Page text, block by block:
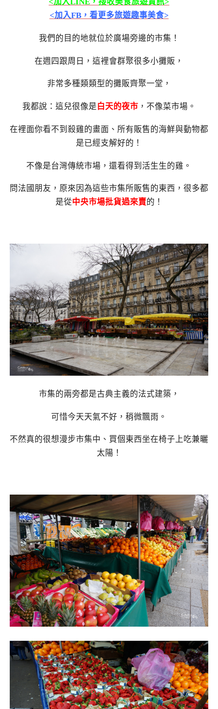
<加入FB，看更多旅遊趣事美食>
我們的目的地就位於廣場旁邊的市集！
在週四跟周日，這裡會群聚很多小攤販，
非常多種類類型的攤販齊聚一堂，
我都說：這兒很像是白天的夜市，不像菜市場。
在裡面你看不到殺雞的畫面、所有販售的海鮮與動物都
是已經支解好的！
不像是台灣傳統市場，還看得到活生生的雞。
問法國朋友，原來因為這些市集所販售的東西，很多都
是從中央市場批貨過來賣的！
市集的兩旁都是古典主義的法式建築，
可惜今天天氣不好，稍微飄雨。
不然真的很想漫步市集中、買個東西坐在椅子上吃兼曬
太陽！